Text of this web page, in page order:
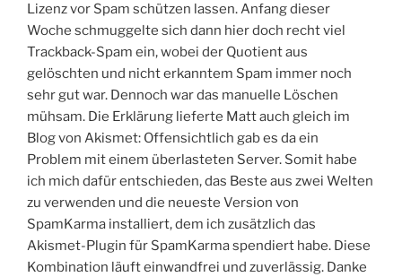
Lizenz vor Spam schützen lassen. Anfang dieser
Woche schmuggelte sich dann hier doch recht viel
Trackback-Spam ein, wobei der Quotient aus
gelöschten und nicht erkanntem Spam immer noch
sehr gut war. Dennoch war das manuelle Löschen
mühsam. Die Erklärung lieferte Matt auch gleich im
Blog von Akismet: Offensichtlich gab es da ein
Problem mit einem überlasteten Server. Somit habe
ich mich dafür entschieden, das Beste aus zwei Welten
zu verwenden und die neueste Version von
SpamKarma installiert, dem ich zusätzlich das
Akismet-Plugin für SpamKarma spendiert habe. Diese
Kombination läuft einwandfrei und zuverlässig. Danke